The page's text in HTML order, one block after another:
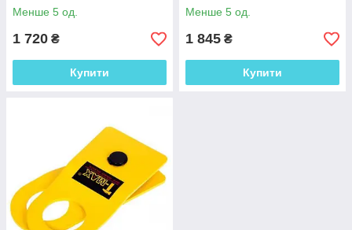
Менше 5 од.
1 720 ₴
Купити
Менше 5 од.
1 845 ₴
Купити